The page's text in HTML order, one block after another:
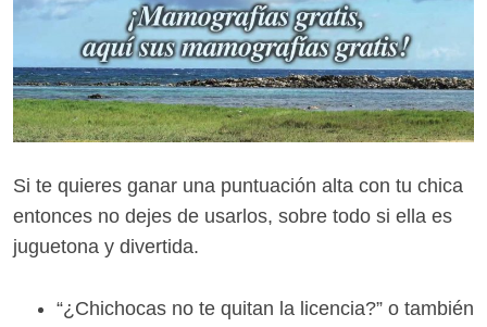
Si te quieres ganar una puntuación alta con tu chica
entonces no dejes de usarlos, sobre todo si ella es
juguetona y divertida.
“¿Chichocas no te quitan la licencia?” o también